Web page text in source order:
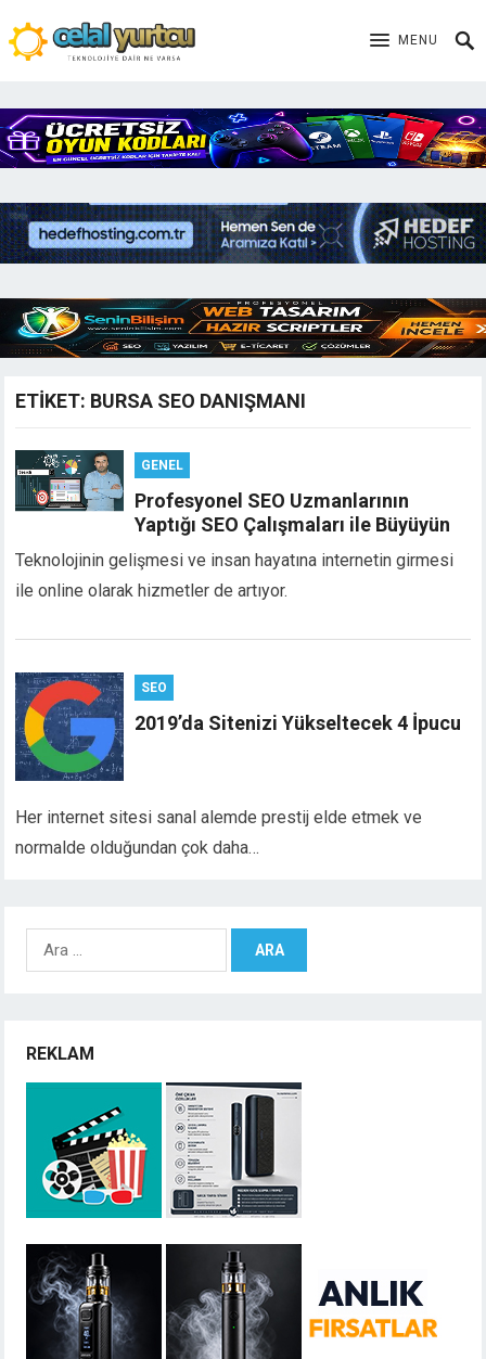
MENU
ETIKET: BURSA SEO DANIŞMANI
GENEL
Profesyonel SEO Uzmanlarının
Yaptığı SEO Çalışmaları ile Büyüyün
Teknolojinin gelişmesi ve insan hayatına internetin girmesi
ile online olarak hizmetler de artıyor.
SEO
2019’da Sitenizi Yükseltecek 4 İpucu
Her internet sitesi sanal alemde prestij elde etmek ve
normalde olduğundan çok daha…
Arama:
REKLAM